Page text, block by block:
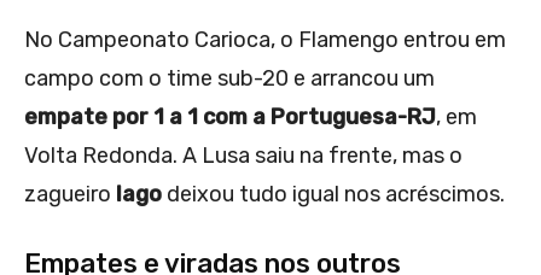
No Campeonato Carioca, o Flamengo entrou em
campo com o time sub-20 e arrancou um
empate por 1 a 1 com a Portuguesa-RJ, em
Volta Redonda. A Lusa saiu na frente, mas o
zagueiro Iago deixou tudo igual nos acréscimos.
Empates e viradas nos outros